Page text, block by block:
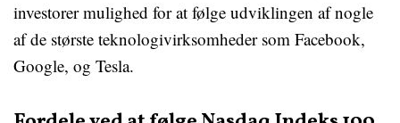
investorer mulighed for at følge udviklingen af nogle
af de største teknologivirksomheder som Facebook,
Google, og Tesla.